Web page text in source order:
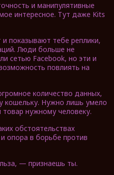
и манипулятивные
интересное. Тут даже Kits
показывают тебе реплики,
Люди больше не
сетью Facebook, но эти и
повлиять на
количество данных,
кошельку. Нужно лишь умело
нужному человеку.
обстоятельствах
опора в борьбе против
— признаешь ты.